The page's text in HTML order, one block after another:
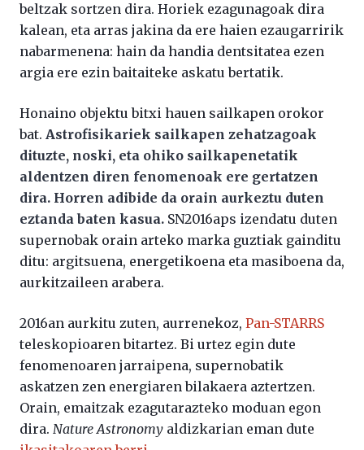
beltzak sortzen dira. Horiek ezagunagoak dira
kalean, eta arras jakina da ere haien ezaugarririk
nabarmenena: hain da handia dentsitatea ezen
argia ere ezin baitaiteke askatu bertatik.
Honaino objektu bitxi hauen sailkapen orokor
bat. Astrofisikariek sailkapen zehatzagoak
dituzte, noski, eta ohiko sailkapenetatik
aldentzen diren fenomenoak ere gertatzen
dira. Horren adibide da orain aurkeztu duten
eztanda baten kasua. SN2016aps izendatu duten
supernobak orain arteko marka guztiak gainditu
ditu: argitsuena, energetikoena eta masiboena da,
aurkitzaileen arabera.
2016an aurkitu zuten, aurrenekoz, Pan-STARRS
teleskopioaren bitartez. Bi urtez egin dute
fenomenoaren jarraipena, supernobatik
askatzen zen energiaren bilakaera aztertzen.
Orain, emaitzak ezagutarazteko moduan egon
dira. Nature Astronomy aldizkarian eman dute